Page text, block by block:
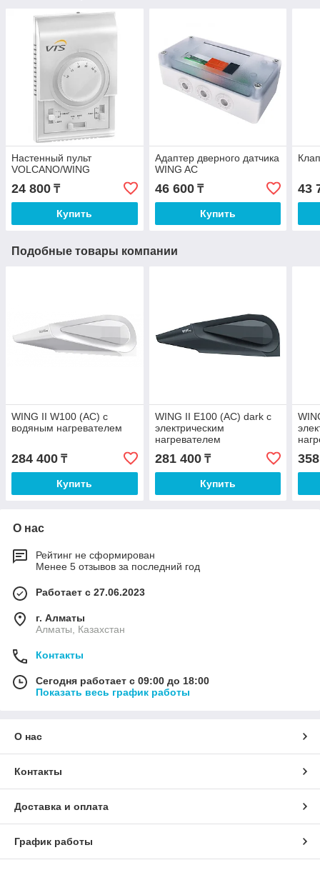
Настенный пульт
VOLCANO/WING
24 800 ₸
Купить
Адаптер дверного датчика
WING AC
46 600₸
Купить
43
Подобные товары компании
WING II W100 (AC) с
водяным нагревателем
284 400 ₸
Купить
WING II E100 (AC) dark с
электрическим
нагревателем
281 400₸
Купить
О нас
Рейтинг не сформирован
Менее 5 отзывов за последний год
Работает с 27.06.2023
г. Алматы
Алматы, Казахстан
Контакты
Сегодня работает с 09:00 до 18:00
Показать весь график работы
О нас
Контакты
Доставка и оплата
График работы